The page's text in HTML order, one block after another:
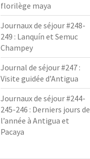
florilège maya
Journaux de séjour #248-
249 : Lanquín et Semuc
Champey
Journal de séjour #247 :
Visite guidée d’Antigua
Journaux de séjour #244-
245-246 : Derniers jours de
l’année à Antigua et
Pacaya